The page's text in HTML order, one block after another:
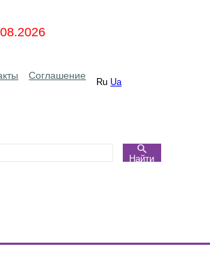
Соглашение
Ru Ua
Найти